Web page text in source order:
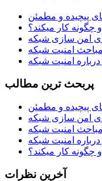
پیچیده و مطمئن
چگونه کار میکند؟
امن سازی شبکه
مباحث امنیت شبکه
امنیت شبکه
پربحث ترين مطالب
پیچیده و مطمئن
امن سازی شبکه
مباحث امنیت شبکه
امنیت شبکه
چگونه کار میکند؟
آخرين نظرات